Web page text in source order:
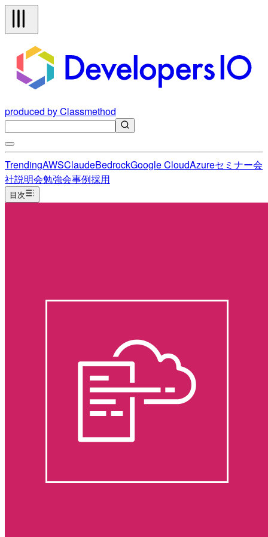
produced by Classmethod
TrendingAWSClaudeBedrockGoogle CloudAzureセミナー会
社説明会勉強会事例採用
目次